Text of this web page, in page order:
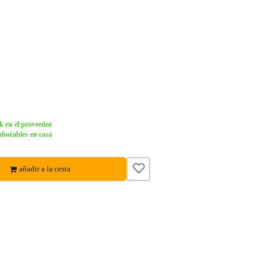
en el proveedor
en casa
añadir a la cesta